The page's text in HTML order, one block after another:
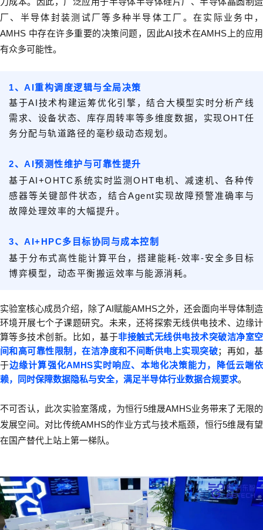
厂、半导体封装测试厂等多种半导体工厂。在实际业务中，
AMHS 中存在许多重要的决策问题，因此AI技术在AMHS 上的应用
有众多可能性。
1、 AI重构调度逻辑与全局决策
基于AI技术构建运筹优化引擎，结合大模型实时分析产线
需求、设备状态、库存周转率等多维度数据，实现OHT任
务分配与轨道路径的毫秒级动态规划。
2、 AI预测性维护与可靠性提升
基于AI+OHTC 系统实时监测OHT电机、减速机、各种传
感器等关键部件状态，结合Agent实现故障预警准确率与
故障处理效率的大幅提升。
3、 AI+HPC多目标协同与成本控制
基于分布式高性能计算平台，搭建能耗-效率-安全多目标
博弈模型 ，动态平衡搬运效率与能源消耗。
实验室核心成员介绍，除了AI赋能AMHS之外，还会面向半导体制造
环境开展七个子课题研究。 未来，还将探索无线供电技术、边缘计
算等多技术创新。比如，基于非接触式无线供电技术突破洁净室空
间和高可靠性限制，在洁净度和不间断供电上实现突破；再如，基
于边缘计算强化AMHS实时响应、本地化决策能力，降低云端依
赖，同时保障数据隐私与安全，满足半导体行业数据合规要求。
不可否认，此次实验室落成，为恒行5维晟AMHS业务带来了无限的
发展空间。对比传统AMHS的作业方式与技术瓶颈，恒行5维晟有望
在国产替代上站上第一梯队。